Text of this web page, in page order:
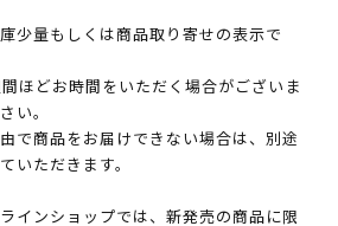
少量もしくは商品取り寄せの表示で
ほどお時間をいただく場合がございま
い。
で商品をお届けできない場合は、別途
いただきます。
インショップでは、新発売の商品に限